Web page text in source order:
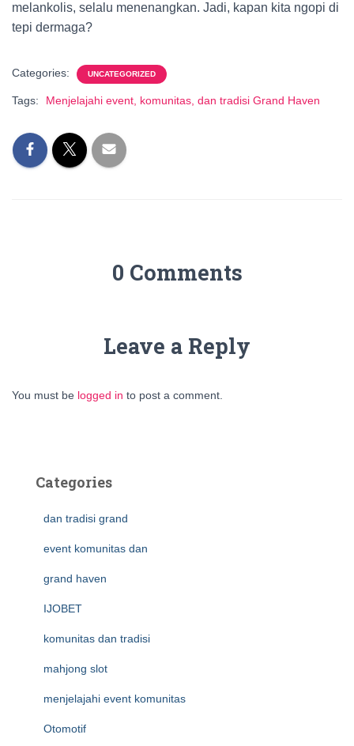
melankolis, selalu menenangkan. Jadi, kapan kita ngopi di
tepi dermaga?
Categories: UNCATEGORIZED
Tags: Menjelajahi event, komunitas, dan tradisi Grand Haven
0 Comments
Leave a Reply
You must be logged in to post a comment.
Categories
dan tradisi grand
event komunitas dan
grand haven
IJOBET
komunitas dan tradisi
mahjong slot
menjelajahi event komunitas
Otomotif